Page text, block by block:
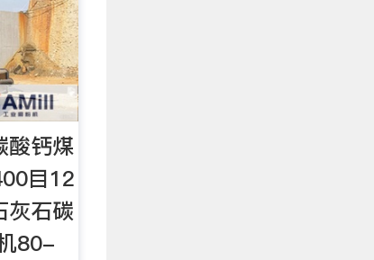
酸钙煤
目12
灰石碳
80-